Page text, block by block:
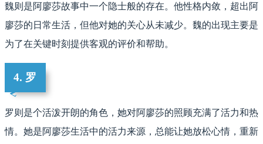
魏则是阿廖莎故事中一个隐士般的存在。他性格内敛，超出阿
廖莎的日常生活，但他对她的关心从未减少。魏的出现主要是
为了在关键时刻提供客观的评价和帮助。
4. 罗
罗则是个活泼开朗的角色，她对阿廖莎的照顾充满了活力和热
情。她是阿廖莎生活中的活力来源，总能让她放松心情，重新